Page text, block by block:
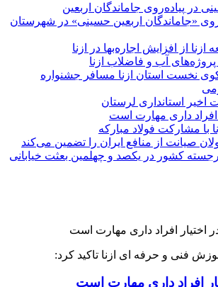
در پیاده‌روی جاماندگان اربعین
«جاماندگان اربعین حسینی» در شهرستان
ازنا از افزایش اجاره‌بها در ازنا
پروژه‌های آب و فاضلاب ازنا
نخست استان ازنا مسافر جشنواره
اخیر استانداری لرستان
افراد داری مهارت است
با مشارکت فولاد مبارکه
صیانت از منافع ایران را تضمین می‌کند
کشور در یکصد و چهلمین بعثت خیابانی
فنی و حرفه ای ازنا تاکید کرد:
افراد داری مهارت است